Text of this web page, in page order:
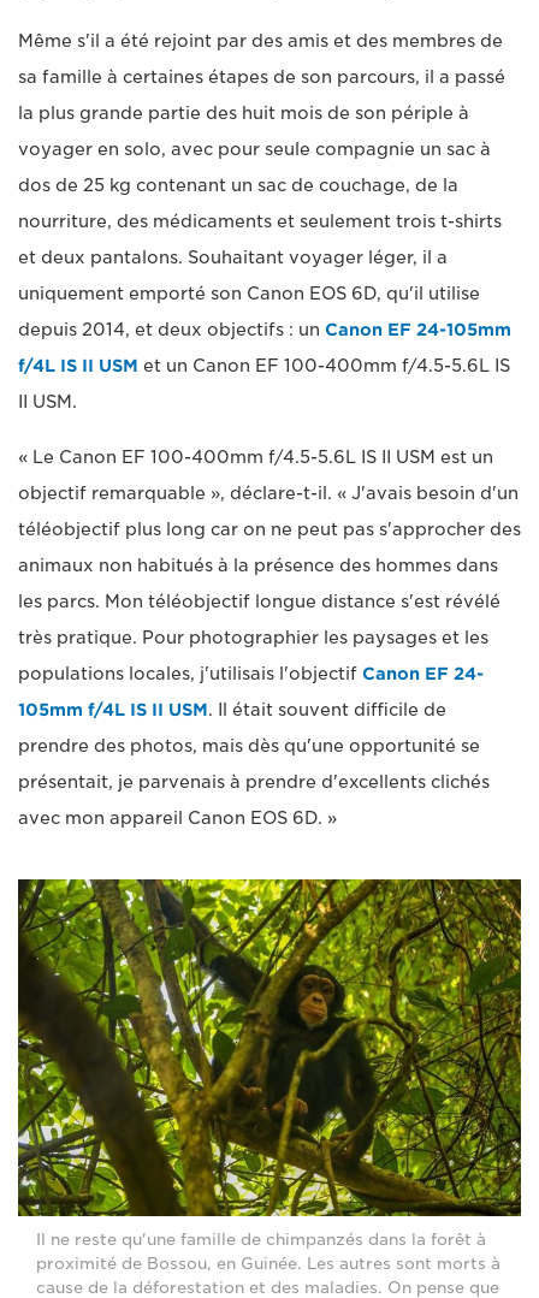
Même s'il a été rejoint par des amis et des membres de
sa famille à certaines étapes de son parcours, il a passé
la plus grande partie des huit mois de son périple à
voyager en solo, avec pour seule compagnie un sac à
dos de 25 kg contenant un sac de couchage, de la
nourriture, des médicaments et seulement trois t-shirts
et deux pantalons. Souhaitant voyager léger, il a
uniquement emporté son Canon EOS 6D, qu'il utilise
depuis 2014, et deux objectifs : un Canon EF 24-105mm
f/4L IS II USM et un Canon EF 100-400mm f/4.5-5.6L IS
II USM.
« Le Canon EF 100-400mm f/4.5-5.6L IS II USM est un
objectif remarquable », déclare-t-il. « J'avais besoin d'un
téléobjectif plus long car on ne peut pas s'approcher des
animaux non habitués à la présence des hommes dans
les parcs. Mon téléobjectif longue distance s'est révélé
très pratique. Pour photographier les paysages et les
populations locales, j'utilisais l'objectif Canon EF 24-
105mm f/4L IS II USM. Il était souvent difficile de
prendre des photos, mais dès qu'une opportunité se
présentait, je parvenais à prendre d'excellents clichés
avec mon appareil Canon EOS 6D. »
Il ne reste qu'une famille de chimpanzés dans la forêt à
proximité de Bossou, en Guinée. Les autres sont morts à
cause de la déforestation et des maladies. On pense que